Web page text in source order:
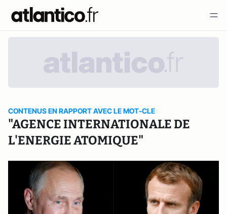
CONTENUS EN RAPPORT AVEC LE MOT-CLE
"AGENCE INTERNATIONALE DE
L'ENERGIE ATOMIQUE"